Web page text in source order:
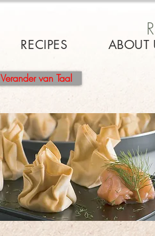
RECIPES ABOUT
Verander van Taal